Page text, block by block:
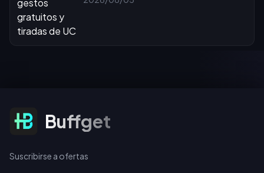
Suscribirse a ofertas
Buffget
Suscribirse a ofertas